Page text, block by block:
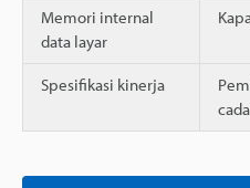
Memori internal
data layar
Spesifikasi kinerja